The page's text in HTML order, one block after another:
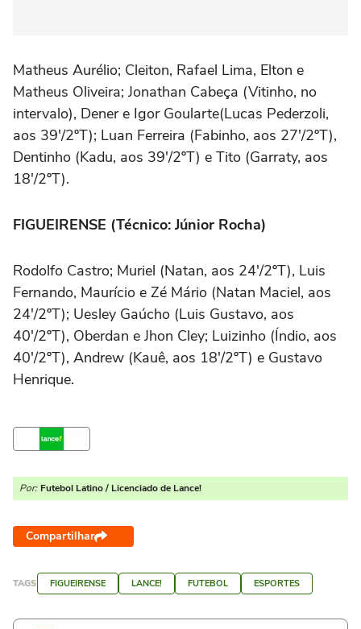
Matheus Aurélio; Cleiton, Rafael Lima, Elton e
Matheus Oliveira; Jonathan Cabeça (Vitinho, no
intervalo), Dener e Igor Goularte(Lucas Pederzoli,
aos 39'/2ºT); Luan Ferreira (Fabinho, aos 27'/2ºT),
Dentinho (Kadu, aos 39'/2ºT) e Tito (Garraty, aos
18'/2ºT).
FIGUEIRENSE (Técnico: Júnior Rocha)
Rodolfo Castro; Muriel (Natan, aos 24'/2ºT), Luis
Fernando, Maurício e Zé Mário (Natan Maciel, aos
24'/2ºT); Uesley Gaúcho (Luis Gustavo, aos
40'/2ºT), Oberdan e Jhon Cley; Luizinho (Índio, aos
40'/2ºT), Andrew (Kauê, aos 18'/2ºT) e Gustavo
Henrique.
Por: Futebol Latino / Licenciado de Lance!
Compartilhar
TAGS FIGUEIRENSE LANCE! FUTEBOL ESPORTES